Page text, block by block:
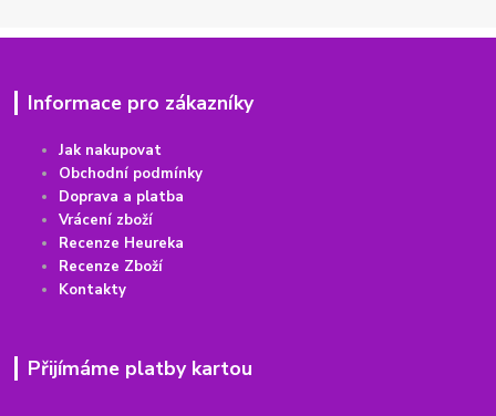
Informace pro zákazníky
Jak nakupovat
Obchodní podmínky
Doprava a platba
Vrácení zboží
Recenze Heureka
Recenze Zboží
Kontakty
Přijímáme platby kartou